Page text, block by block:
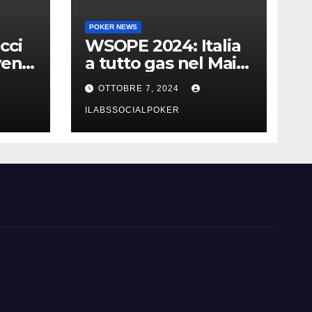
POKER NEWS
WSOPE 2024: Italia
a tutto gas nel Main
Event con 23 azzurri
al day 3
OTTOBRE 7, 2024
ILABSSOCIALPOKER